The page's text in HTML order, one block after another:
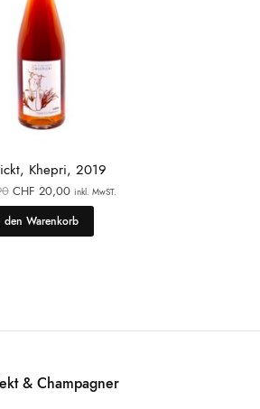
Khepri, 2019
Ursprünglicher
Preis war:
CHF 20,00 Aktueller
CHF 20,00.
inkl. MwST.
den Warenkorb
& Champagner